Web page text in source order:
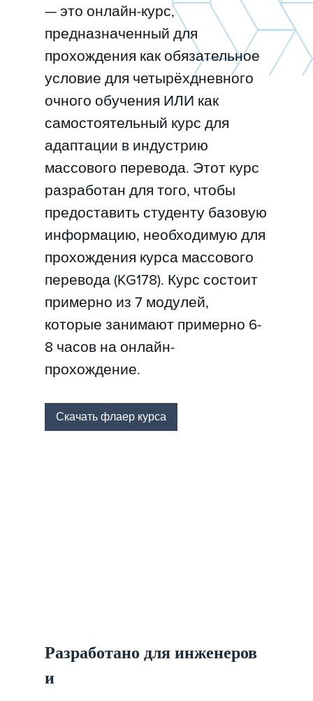
— это онлайн-курс,
предназначенный для
прохождения как обязательное
условие для четырёхдневного
очного обучения ИЛИ как
самостоятельный курс для
адаптации в индустрию
массового перевода. Этот курс
разработан для того, чтобы
предоставить студенту базовую
информацию, необходимую для
прохождения курса массового
перевода (KG178). Курс состоит
примерно из 7 модулей,
которые занимают примерно 6-
8 часов на онлайн-
прохождение.
Скачать флаер курса
Разработано для инженеров
и